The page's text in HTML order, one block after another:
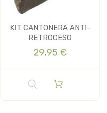
KIT CANTONERA ANTI-
RETROCESO
29,95 €